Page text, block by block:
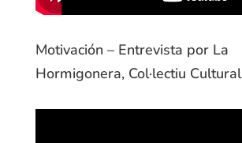
Motivación – Entrevista por La
Hormigonera, Col·lectiu Cultural